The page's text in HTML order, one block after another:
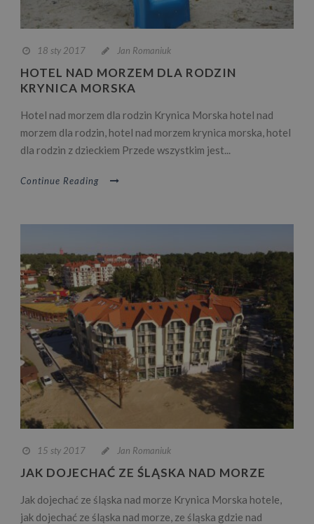
18 sty 2017 Jan Romaniuk
HOTEL NAD MORZEM DLA RODZIN
KRYNICA MORSKA
Hotel nad morzem dla rodzin Krynica Morska hotel nad
morzem dla rodzin, hotel nad morzem krynica morska, hotel
dla rodzin z dzieckiem Przede wszystkim jest...
Continue Reading
15 sty 2017 Jan Romaniuk
JAK DOJECHAĆ ZE ŚLĄSKA NAD MORZE
Jak dojechać ze śląska nad morze Krynica Morska hotele,
jak dojechać ze śląska nad morze, ze śląska gdzie nad